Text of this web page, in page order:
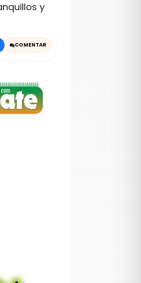
y
COMENTAR